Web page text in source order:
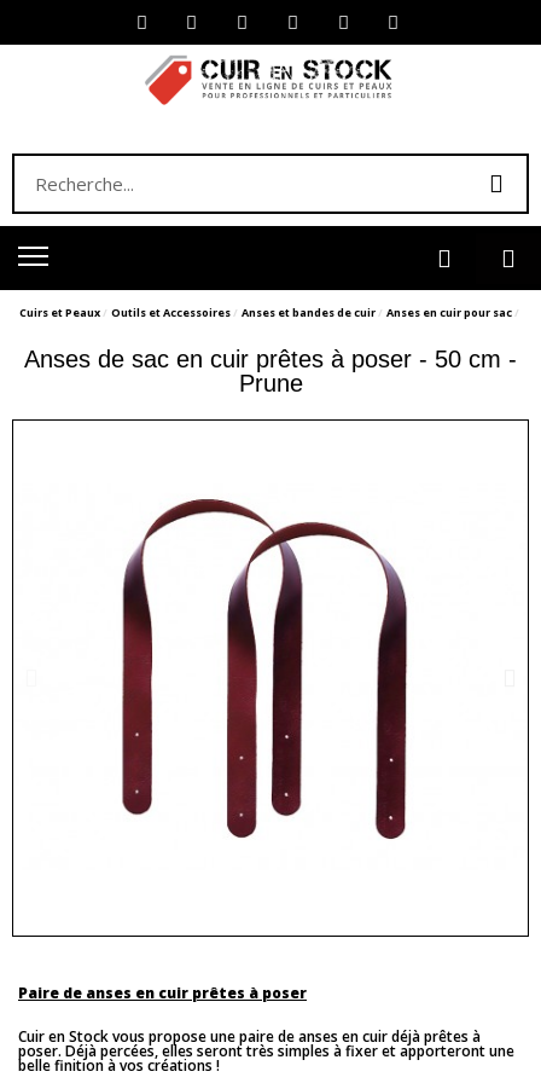
Cuirs et Peaux Outils et Accessoires Anses et bandes de cuir Anses en cuir pour sac
Anses de sac en cuir prêtes à poser - 50 cm -
Prune
Paire de anses en cuir prêtes à poser
Cuir en Stock vous propose une paire de anses en cuir déjà prêtes à
poser. Déjà percées, elles seront très simples à fixer et apporteront une
belle finition à vos créations !